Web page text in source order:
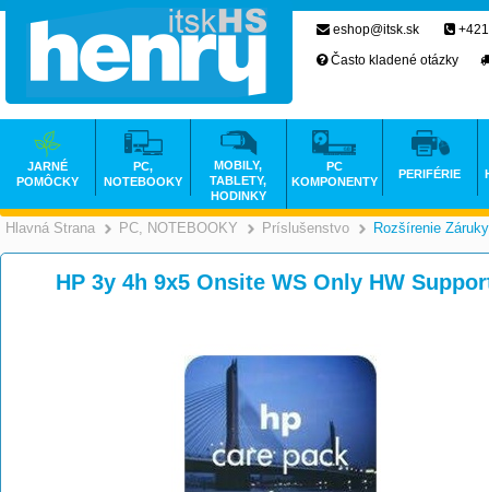
Hlavná Strana >
PC, NOTEBOOKY >
Príslušenstvo Rozšírenie Záruky
HP 3y 4h 9x5 Onsite WS Only HW
eshop@itsk.sk
Často kladené otázky
JARNÉ
POMÔCKY
PC,
NOTEBOOKY
MOBILY,
TABLETY,
HODINKY
PC
KOMPONENTY
PERIFÉRIE